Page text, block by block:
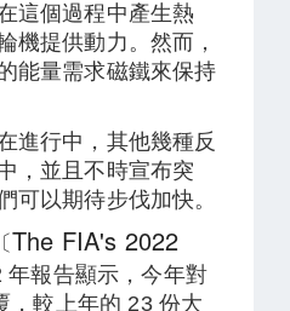
這個過程中產生熱
機提供動力。然而，
能量需求磁鐵來保持
進行中，其他幾種反
，並且不時宣布突
可以期待步伐加快。
The FIA's 2022
年報告顯示，今年對
，較上年的 23 份大